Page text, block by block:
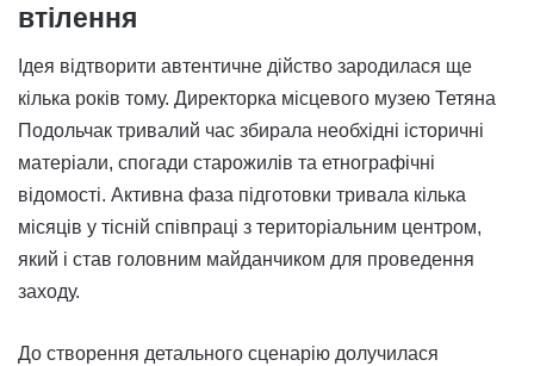
втілення
Ідея відтворити автентичне дійство зародилася ще
кілька років тому. Директорка місцевого музею Тетяна
Подольчак тривалий час збирала необхідні історичні
матеріали, спогади старожилів та етнографічні
відомості. Активна фаза підготовки тривала кілька
місяців у тісній співпраці з територіальним центром,
який і став головним майданчиком для проведення
заходу.
До створення детального сценарію долучилася